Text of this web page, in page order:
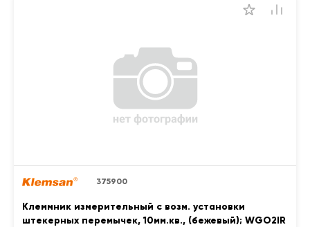
375900
Клеммник измерительный с возм. установки
штекерных перемычек, 10мм.кв., (бежевый); WGO2IR